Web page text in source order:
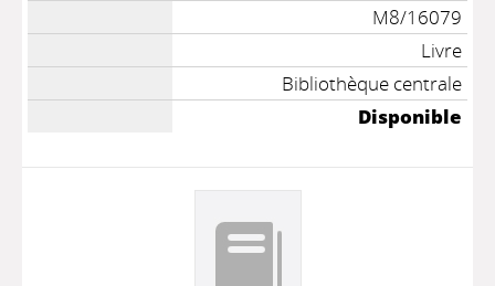
M8/16079
Livre
Bibliothèque centrale
Disponible